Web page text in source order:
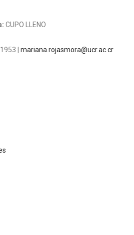
CUPO LLENO
| mariana.rojasmora@ucr.ac.cr